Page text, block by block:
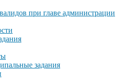
при главе администрации
задания